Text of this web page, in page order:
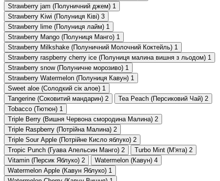
Strawberry jam (Полуничний джем) 1
Strawberry Kiwi (Полуниця Ківі) 3
Strawberry lime (Полуниця лайм) 1
Strawberry Mango (Полуниця Манго) 1
Strawberry Milkshake (Полуничний Молочний Коктейль) 1
Strawberry raspberry cherry ice (Полуниця малина вишня з льодом) 1
Strawberry snow (Полуничне морозиво) 1
Strawberry Watermelon (Полуниця Кавун) 1
Sweet aloe (Солодкий сік алое) 1
Tangerine (Соковитий мандарин) 2 Tea Peach (Персиковий Чай) 2
Tobacco (Тютюн) 1
Triple Berry (Вишня Червона смородина Малина) 2
Triple Raspberry (Потрійна Малина) 2
Triple Sour Apple (Потрійне Кисло яблуко) 2
Tropic Punch (Гуава Апельсин Манго) 2 Turbo Mint (М'ята) 2
Vitamin (Персик Яблуко) 2 Watermelon (Кавун) 4
Watermelon Apple (Кавун Яблуко) 1